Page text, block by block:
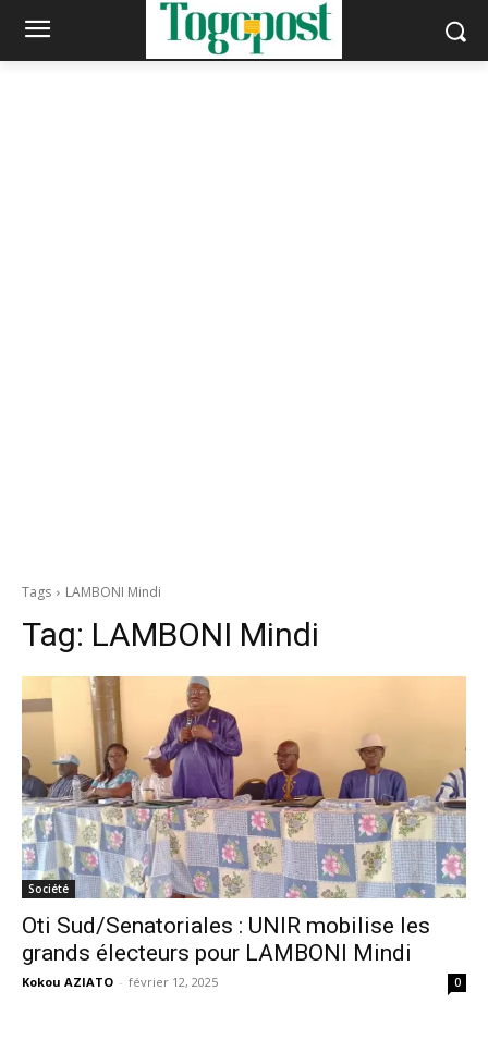
Tags LAMBONI Mindi
Tag: LAMBONI Mindi
Société
Oti Sud/Senatoriales : UNIR mobilise les
grands électeurs pour LAMBONI Mindi
Kokou AZIATO - février 12, 2025 0